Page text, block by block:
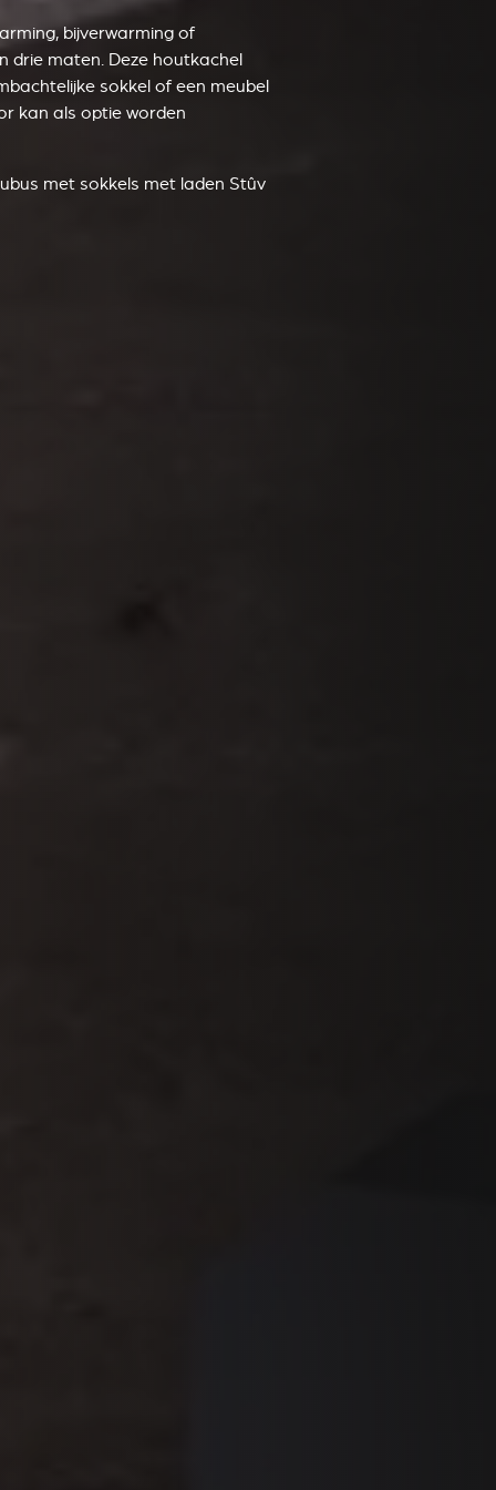
bijverwarming of
drie maten. Deze houtkachel
sokkel of een meubel
kan als optie worden
met sokkels met laden Stûv